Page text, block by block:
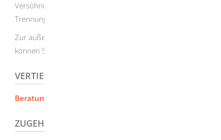
Versöhnung dienen soll, unterbricht die Fristen der
Trennung nicht.
Zur außergerichtlichen Bewältigung von Konflikten
können Sie Mediation in Anspruch nehmen.
VERTIEFENDE INFORMATIONEN
Beratungsstellen für Familien
ZUGEHÖRIGE LEISTUNGEN